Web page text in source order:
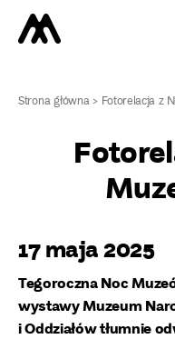
Strona główna> Fotorelacja z
17 maja 2025
Tegoroczna Noc
wystawy Muzeum
i Oddziałów tłumnie